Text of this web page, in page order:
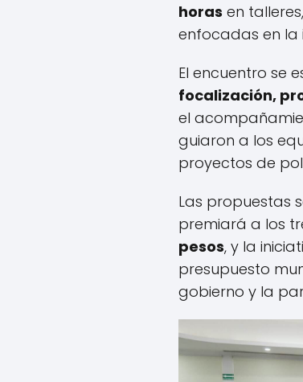
horas en
enfocadas en la
El encuentro se
focalización,
el
guiaron a los
proyectos de
Las propuestas
premiará a los
pesos, y la
presupuesto
gobierno y la